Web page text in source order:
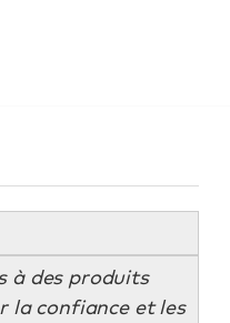
à des produits
la confiance et les